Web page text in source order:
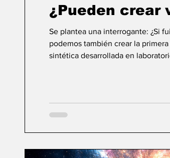
¿Pueden crear
Se plantea una interrogante: ¿Si
podemos también crear la
sintética desarrollada en